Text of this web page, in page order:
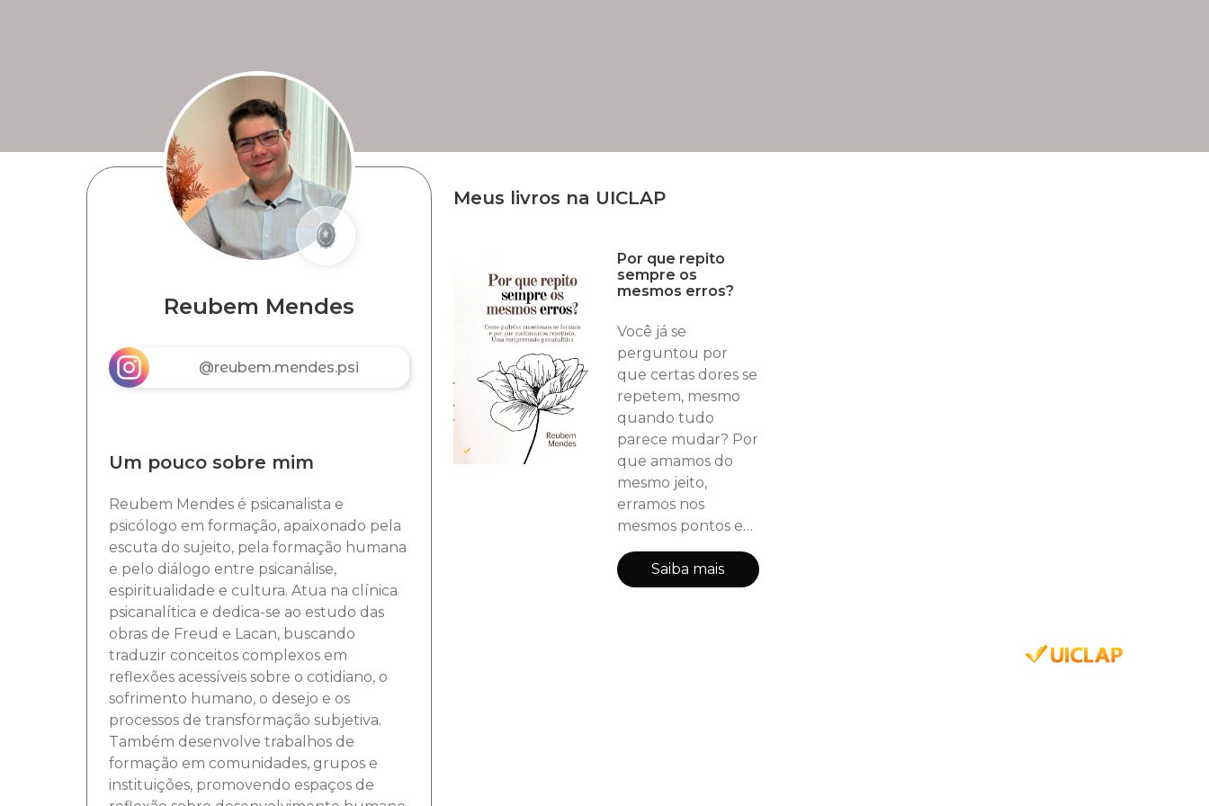
Reubem Mendes
@reubem.mendes.psi
Um pouco sobre mim
Reubem Mendes é psicanalista e
psicólogo em formação, apaixonado pela
escuta do sujeito, pela formação humana
e pelo diálogo entre psicanálise,
espiritualidade e cultura. Atua na clínica
psicanalítica e dedica-se ao estudo das
obras de Freud e Lacan, buscando
traduzir conceitos complexos em
reflexões acessíveis sobre o cotidiano, o
sofrimento humano, o desejo e os
processos de transformação subjetiva.
Também desenvolve trabalhos de
formação em comunidades, grupos e
instituições, promovendo espaços de
Meus livros na UICLAP
Por que repito
sempre os
mesmos erros?
Você já se
perguntou por
que certas dores se
repetem, mesmo
quando tudo
parece mudar? Por
que amamos do
mesmo jeito,
erramos nos
mesmos pontos e
carregamos culpas
que nem sempre
sabemos nomear?
Saiba mais